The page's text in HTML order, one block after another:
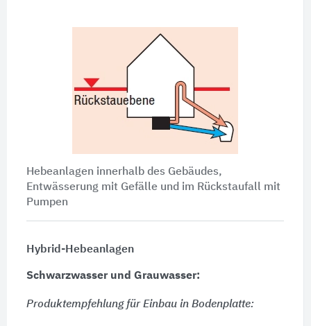
Hebeanlagen innerhalb des Gebäudes,
Entwässerung mit Gefälle und im Rückstaufall mit
Pumpen
Hybrid-Hebeanlagen
Schwarzwasser und Grauwasser:
Produktempfehlung für Einbau in Bodenplatte: